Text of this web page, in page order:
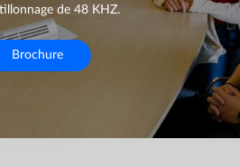
de 48 KHZ.
Brochure